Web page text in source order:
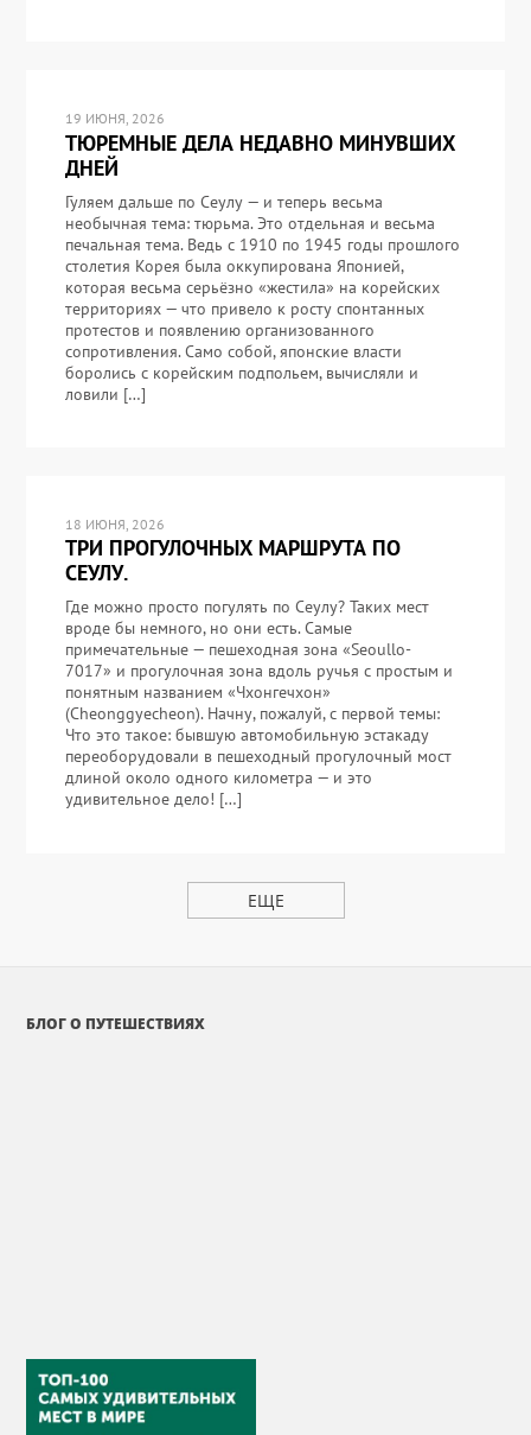
19 ИЮНЯ, 2026
ТЮРЕМНЫЕ ДЕЛА НЕДАВНО МИНУВШИХ
ДНЕЙ
Гуляем дальше по Сеулу — и теперь весьма
необычная тема: тюрьма. Это отдельная и весьма
печальная тема. Ведь с 1910 по 1945 годы прошлого
столетия Корея была оккупирована Японией,
которая весьма серьёзно «жестила» на корейских
территориях — что привело к росту спонтанных
протестов и появлению организованного
сопротивления. Само собой, японские власти
боролись с корейским подпольем, вычисляли и
ловили […]
18 ИЮНЯ, 2026
ТРИ ПРОГУЛОЧНЫХ МАРШРУТА ПО
СЕУЛУ.
Где можно просто погулять по Сеулу? Таких мест
вроде бы немного, но они есть. Самые
примечательные — пешеходная зона «Seoullo-
7017» и прогулочная зона вдоль ручья с простым и
понятным названием «Чхонгечхон»
(Cheonggyecheon). Начну, пожалуй, с первой темы:
Что это такое: бывшую автомобильную эстакаду
переоборудовали в пешеходный прогулочный мост
длиной около одного километра — и это
удивительное дело! […]
ЕЩЕ
БЛОГ О ПУТЕШЕСТВИЯХ